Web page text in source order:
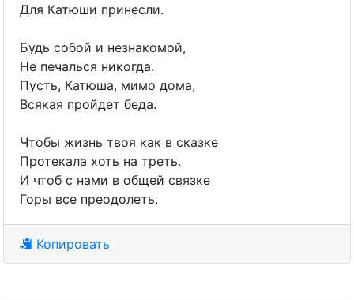
Для Катюши принесли.
Будь собой и незнакомой,
Не печалься никогда.
Пусть, Катюша, мимо дома,
Всякая пройдет беда.
Чтобы жизнь твоя как в сказке
Протекала хоть на треть.
И чтоб с нами в общей связке
Горы все преодолеть.
Копировать